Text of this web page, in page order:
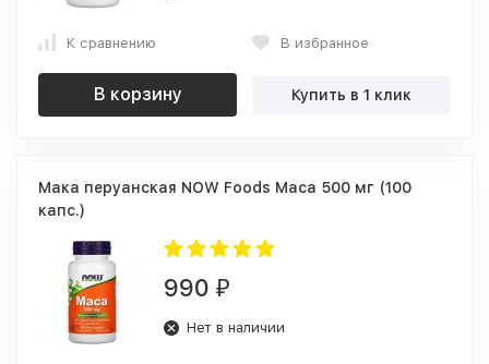
К сравнению В избранное
В корзину Купить в 1 клик
Мака перуанская NOW Foods Maca 500 мг (100
капс.)
990 ₽
Нет в наличии